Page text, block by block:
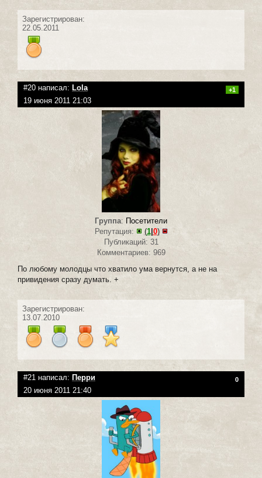
Зарегистрирован:
22.05.2011
#20 написал: Lola +1
19 июня 2011 21:03
Группа: Посетители
Репутация:
(1| 0)
Публикаций: 31
Комментариев: 969
По любому молодцы что хватило ума вернутся, а не на
привидения сразу думать. +
Зарегистрирован:
13.07.2010
#21 написал: Перри 0
20 июня 2011 21:40